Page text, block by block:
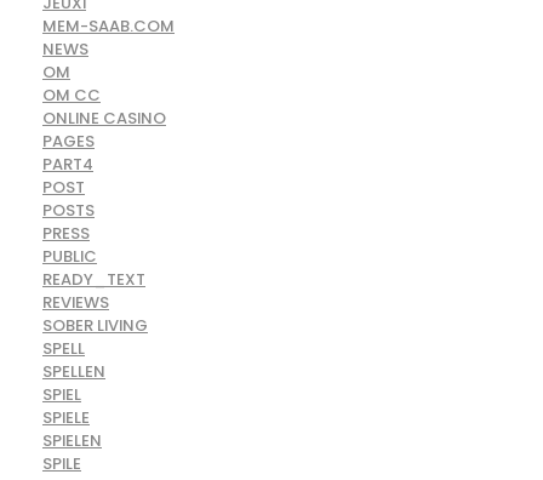
MEM-SAAB.COM
NEWS
OM
OM CC
ONLINE CASINO
PAGES
PART4
POST
POSTS
PRESS
PUBLIC
READY_TEXT
REVIEWS
SOBER LIVING
SPELL
SPELLEN
SPIEL
SPIELE
SPIELEN
SPILE